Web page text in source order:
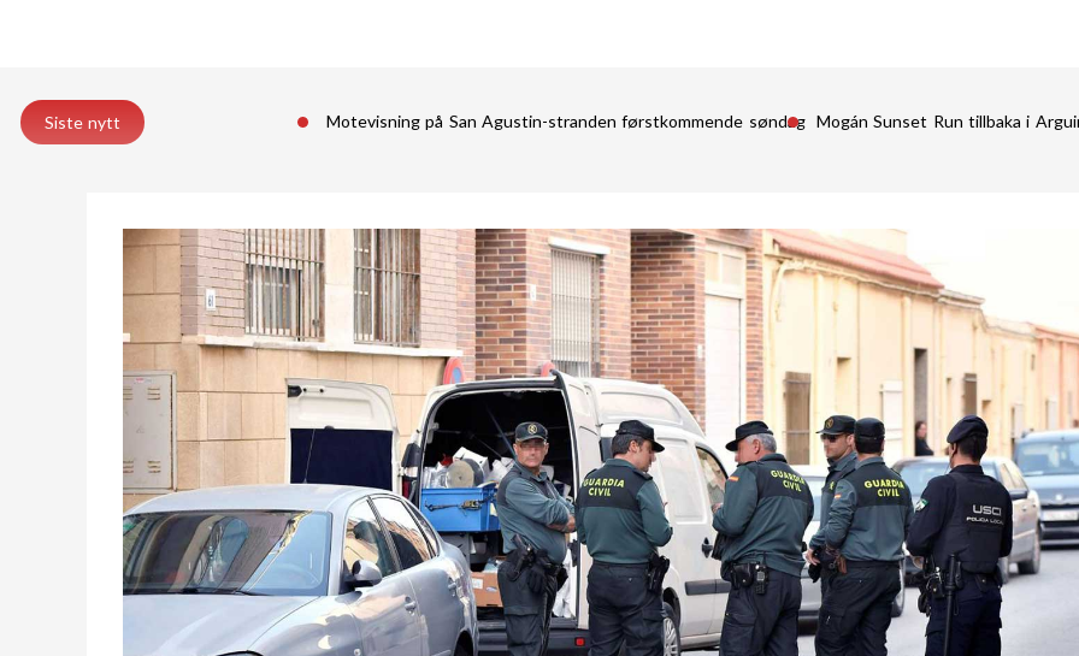
Siste nytt Motevisning på San Agustin-stranden førstkommende søndag Mogán Sunset Run tillbaka i